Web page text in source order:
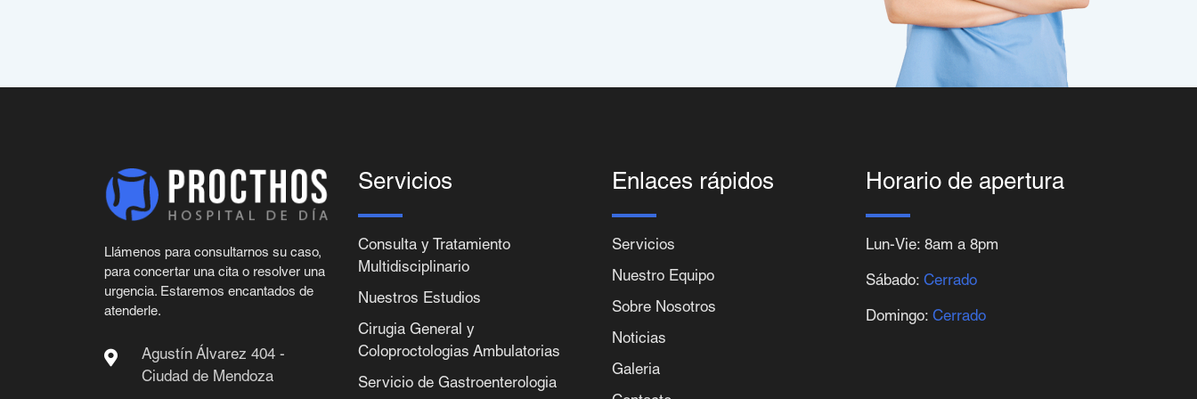
Llámenos para consultarnos su caso,
para concertar una cita o resolver una
urgencia. Estaremos encantados de
atenderle.
Agustín Álvarez 404 -
Ciudad de Mendoza
Servicios
Consulta y Tratamiento
Multidisciplinario
Nuestros Estudios
Cirugia General y
Coloproctologias Ambulatorias
Servicio de Gastroenterologia
Enlaces rápidos
Servicios
Nuestro Equipo
Sobre Nosotros
Noticias
Galeria
Horario de apertura
Lun-Vie: 8am a 8pm
Sábado: Cerrado
Domingo: Cerrado